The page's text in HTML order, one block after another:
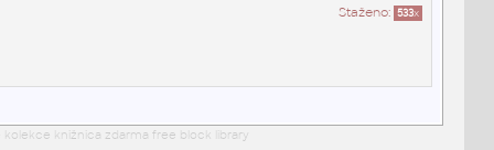
Staženo: 533x
knižnica zdarma free block library